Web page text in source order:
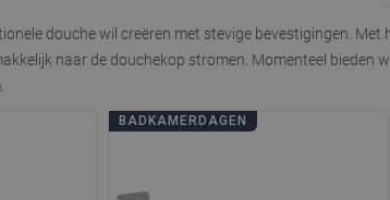
douche wil creëren met stevige bevestigingen.
naar de douchekop stromen. Momenteel bieden
BADKAMERDAGEN